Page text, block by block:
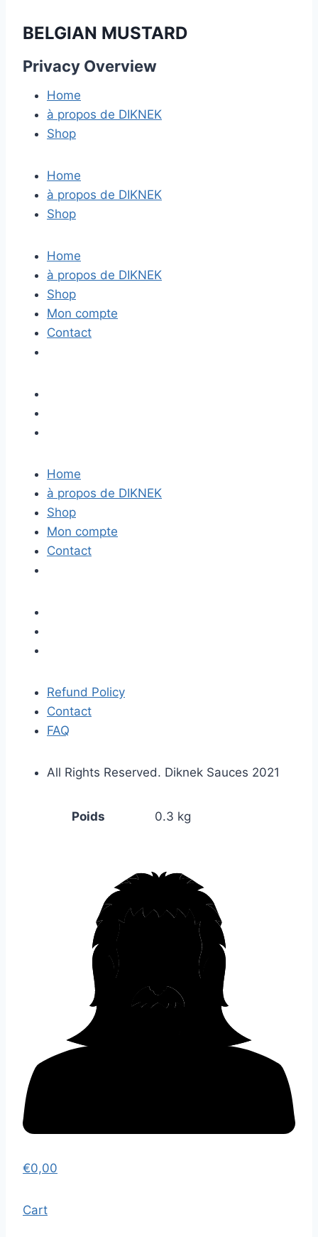
BELGIAN MUSTARD
Privacy Overview
Home
à propos de DIKNEK
Shop
Home
à propos de DIKNEK
Shop
Home
à propos de DIKNEK
Shop
Mon compte
Contact
Home
à propos de DIKNEK
Shop
Mon compte
Contact
Refund Policy
Contact
FAQ
All Rights Reserved. Diknek Sauces 2021
Poids 0.3 kg
€0,00
Cart